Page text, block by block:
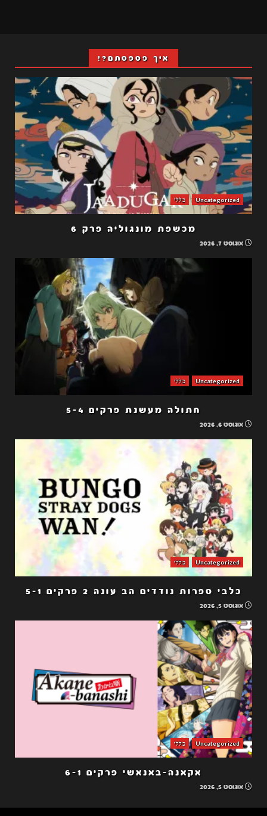
איך פספסתם?!
Uncategorized כללי
מכשפת מונגוליה פרק 6
אוגוסט 7, 2026
Uncategorized כללי
חתולה מעשנת פרקים 5-4
אוגוסט 6, 2026
Uncategorized כללי
כלבי ספרות נודדים הב עונה 2 פרקים 5-1
אוגוסט 5, 2026
Uncategorized כללי
אקאנה-באנאשי פרקים 6-1
אוגוסט 5, 2026